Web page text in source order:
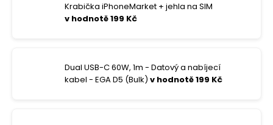
Krabička iPhoneMarket + jehla na SIM
v hodnotě 199 Kč
Dual USB-C 60W, 1m - Datový a nabíjecí
kabel - EGA D5 (Bulk) v hodnotě 199 Kč